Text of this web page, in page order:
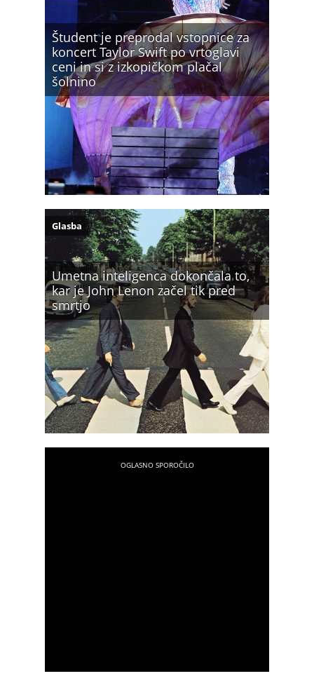
Študent je preprodal vstopnice za
koncert Taylor Swift po vrtoglavi
ceni in si z izkopičkom plačal
šolnino
Umetna inteligenca dokončala to,
kar je John Lenon začel tik pred
smrtjo
Glasba